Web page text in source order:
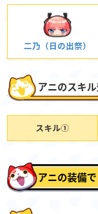
二乃（日の出祭）
アニのスキ
スキル①
アニの装備